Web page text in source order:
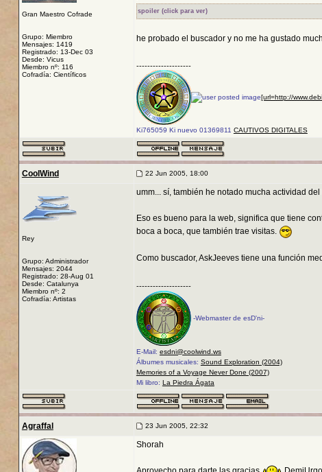
Gran Maestro Cofrade
Grupo: Miembro
Mensajes: 1419
Registrado: 13-Dec 03
Desde: Vicus
Miembro nº: 116
Cofradía: Científicos
spoiler (click para ver)
he probado el buscador y no me ha gustado
--------------------
[url=http://
Ki765059 Ki nuevo 01369811 CAUTIVOS DIGITALES
CoolWind 22 Jun 2005, 18:00
Rey
Grupo: Administrador
Mensajes: 2044
Registrado: 28-Aug 01
Desde: Catalunya
Miembro nº: 2
Cofradía: Artistas
umm... sí, también he notado mucha actividad
Eso es bueno para la web, significa que tiene
boca a boca, que también trae visitas.
Como buscador, AskJeeves tiene una función
--------------------
-Webmaster de esD'ni-
E-Mail: esdni@coolwind.ws
Álbumes musicales: Sound Exploration (2004)
Memories of a Voyage Never Done (2007)
Mi libro: La Piedra Ágata
Agraffal 23 Jun 2005, 22:32
Shorah